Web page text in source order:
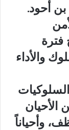
أحود.
فترة
والأداء
الأحيان
وأحياناً